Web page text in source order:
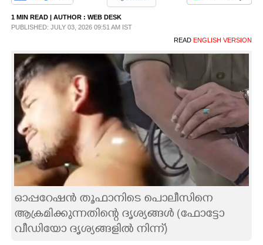
LIFESTYLE
INFO+
ART
ASTRO
CARTOONS
LITERATURE
1 MIN READ | AUTHOR : WEB DESK
PUBLISHED: JULY 03, 2026 09:51 AM IST
READ ENGLISH VERSION
ഓപ്പറേഷൻ തൂഫാനിടെ പൊലീസിനെ
ആക്രമിക്കുന്നതിന്റെ ദൃശ്യങ്ങൾ (ഫോട്ടോ
വീഡിയോ ദൃശ്യങ്ങളിൽ നിന്ന്)​